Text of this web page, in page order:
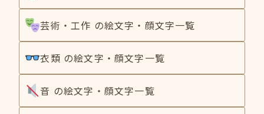
芸術・工作 の絵文字・顔文字一覧
衣類 の絵文字・顔文字一覧
音 の絵文字・顔文字一覧